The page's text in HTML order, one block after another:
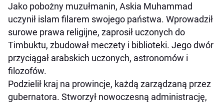
Jako pobożny muzułmanin, Askia Muhammad
uczynił islam filarem swojego państwa. Wprowadził
surowe prawa religijne, zaprosił uczonych do
Timbuktu, zbudował meczety i biblioteki. Jego dwór
przyciągał arabskich uczonych, astronomów i
filozofów.
Podzielił kraj na prowincje, każdą zarządzaną przez
gubernatora. Stworzył nowoczesną administrację,